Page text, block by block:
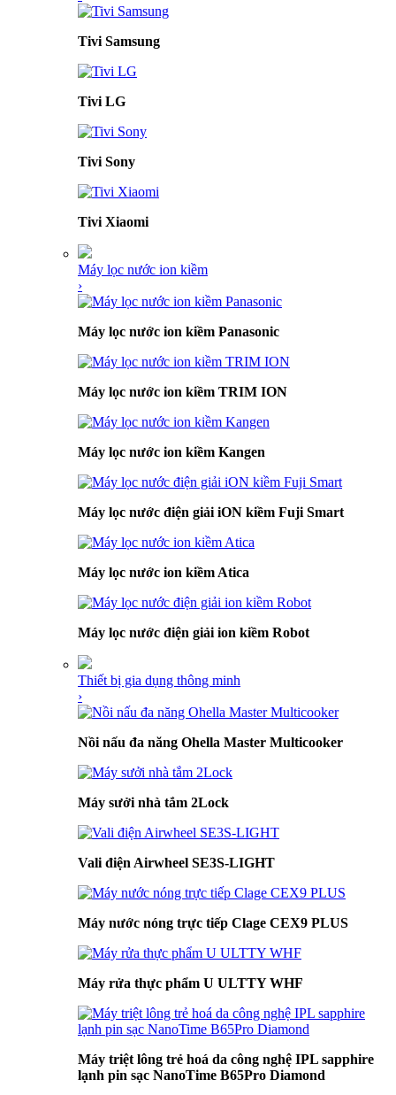
Tivi Samsung
Tivi LG
Tivi Sony
Tivi Xiaomi
Máy lọc nước ion kiềm
›
Máy lọc nước ion kiềm Panasonic
Máy lọc nước ion kiềm TRIM ION
Máy lọc nước ion kiềm Kangen
Máy lọc nước điện giải iON kiềm Fuji Smart
Máy lọc nước ion kiềm Atica
Máy lọc nước điện giải ion kiềm Robot
Thiết bị gia dụng thông minh
›
Nồi nấu đa năng Ohella Master Multicooker
Máy sưởi nhà tắm 2Lock
Vali điện Airwheel SE3S-LIGHT
Máy nước nóng trực tiếp Clage CEX9 PLUS
Máy rửa thực phẩm U ULTTY WHF
Máy triệt lông trẻ hoá da công nghệ IPL sapphire
lạnh pin sạc NanoTime B65Pro Diamond